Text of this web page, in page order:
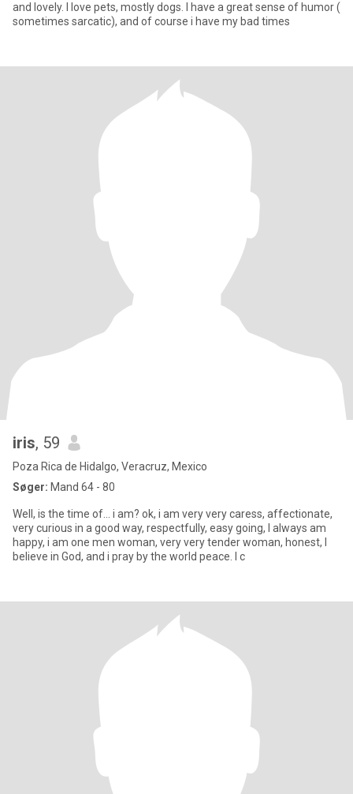
and lovely. I love pets, mostly dogs. I have a great sense of humor (
sometimes sarcatic), and of course i have my bad times
iris, 59
Poza Rica de Hidalgo, Veracruz, Mexico
Søger: Mand 64 - 80
Well, is the time of... i am? ok, i am very very caress, affectionate,
very curious in a good way, respectfully, easy going, I always am
happy, i am one men woman, very very tender woman, honest, I
believe in God, and i pray by the world peace. I c